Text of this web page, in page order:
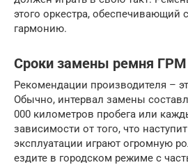
этого оркестра, обеспечивающий
гармонию.
Сроки замены ремня ГРМ
Рекомендации производителя –
Обычно, интервал замены
000 километров пробега или
зависимости от того, что
эксплуатации играют огромную
ездите в городском режиме с